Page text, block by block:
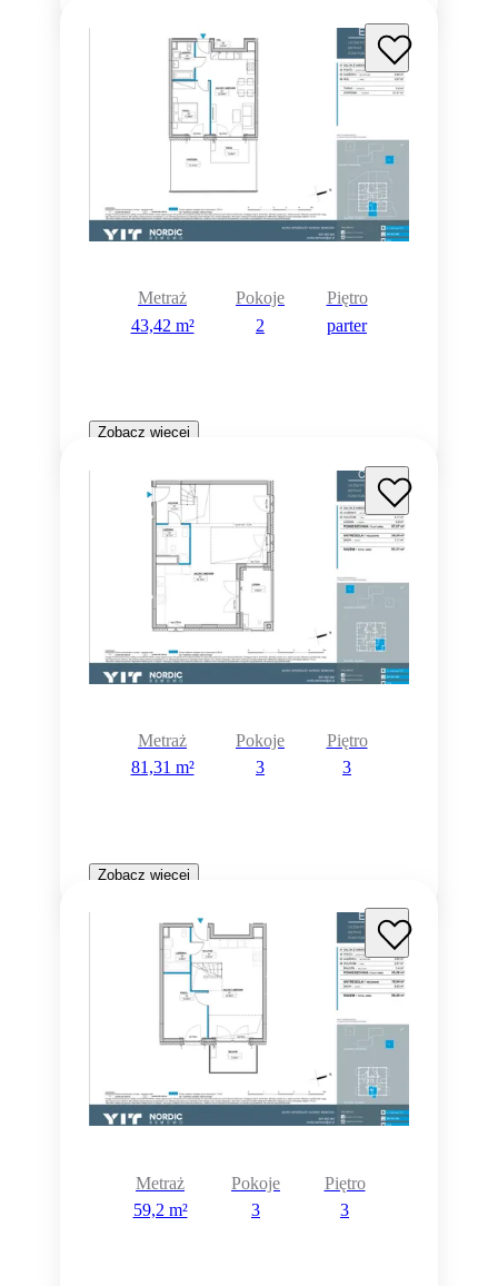
Metraż
43,42 m²
Pokoje
2
Piętro
parter
Zobacz więcej
Metraż
81,31 m²
Pokoje
3
Piętro
3
Zobacz więcej
Metraż
59,2 m²
Pokoje
3
Piętro
3